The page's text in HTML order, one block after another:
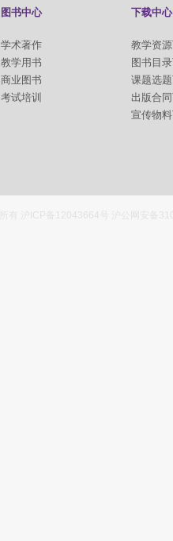
图书中心
学术著作
教学用书
商业图书
考试培训
下载中心
教学资
图书目
课题选
出版合
宣传物